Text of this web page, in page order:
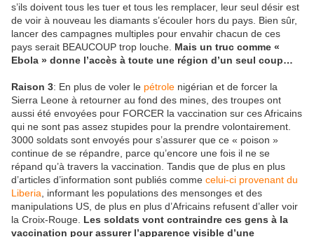
s’ils doivent tous les tuer et tous les remplacer, leur seul désir est
de voir à nouveau les diamants s’écouler hors du pays. Bien sûr,
lancer des campagnes multiples pour envahir chacun de ces
pays serait BEAUCOUP trop louche. Mais un truc comme «
Ebola » donne l’accès à toute une région d’un seul coup…
Raison 3: En plus de voler le pétrole nigérian et de forcer la
Sierra Leone à retourner au fond des mines, des troupes ont
aussi été envoyées pour FORCER la vaccination sur ces Africains
qui ne sont pas assez stupides pour la prendre volontairement.
3000 soldats sont envoyés pour s’assurer que ce « poison »
continue de se répandre, parce qu’encore une fois il ne se
répand qu’à travers la vaccination. Tandis que de plus en plus
d’articles d’information sont publiés comme celui-ci provenant du
Liberia , informant les populations des mensonges et des
manipulations US, de plus en plus d’Africains refusent d’aller voir
la Croix-Rouge. Les soldats vont contraindre ces gens à la
vaccination pour assurer l’apparence visible d’une